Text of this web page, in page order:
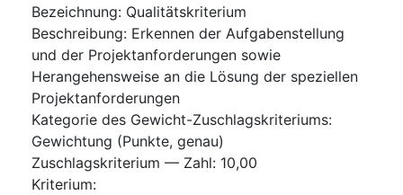
Bezeichnung: Qualitätskriterium
Beschreibung: Erkennen der Aufgabenstellung
und der Projektanforderungen sowie
Herangehensweise an die Lösung der speziellen
Projektanforderungen
Kategorie des Gewicht-Zuschlagskriteriums:
Gewichtung (Punkte, genau)
Zuschlagskriterium — Zahl: 10,00
Kriterium: